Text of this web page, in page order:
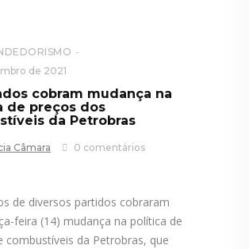
de 2021
cobram mudança na
de preços dos
da Petrobras
Câmara 0 comentários
de diversos partidos cobraram
feira (14) mudança na política de
combustíveis da Petrobras, que